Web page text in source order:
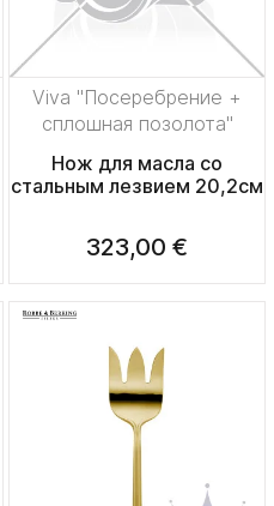
Viva "Посеребрение +
сплошная позолота"
Нож для масла со
стальным лезвием 20,2см
323,00 €